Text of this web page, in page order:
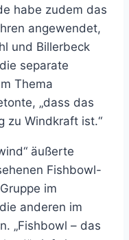
habe zudem das
angewendet,
und Billerbeck
separate
Thema
„dass das
zu Windkraft ist.“
äußerte
Fishbowl-
im
anderen im
„Fishbowl – das